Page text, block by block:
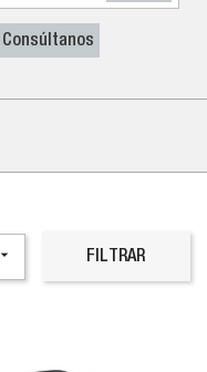
Consúltanos
 FILTRAR